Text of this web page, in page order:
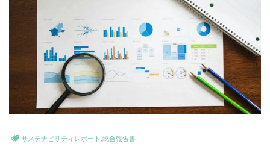
サステナビリティレポート,統合報告書